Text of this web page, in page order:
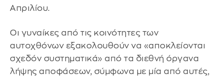
Απριλίου.
Οι γυναίκες από τις κοινότητες των
αυτοχθόνων εξακολουθούν να «αποκλείονται
σχεδόν συστηματικά» από τα διεθνή όργανα
λήψης αποφάσεων, σύμφωνα με μία από αυτές,